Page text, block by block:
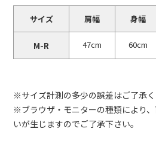
サイズ 肩幅 身幅
M-R 47cm 60cm
※サイズ計測の多少の誤差はご了承く
※ブラウザ・モニターの種類により
いが生じますのでご了承下さい。